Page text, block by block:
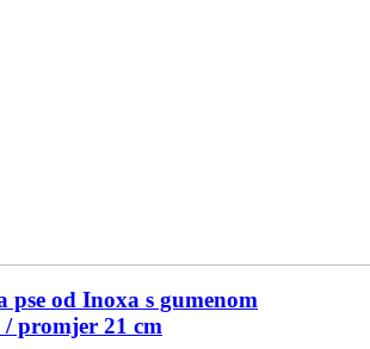
pse od Inoxa s gumenom
promjer 21 cm